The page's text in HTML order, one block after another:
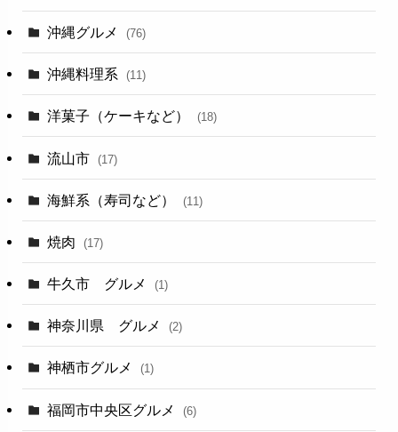
沖縄グルメ (76)
沖縄料理系 (11)
洋菓子（ケーキなど） (18)
流山市 (17)
海鮮系（寿司など） (11)
焼肉 (17)
牛久市 グルメ (1)
神奈川県 グルメ (2)
神栖市グルメ (1)
福岡市中央区グルメ (6)